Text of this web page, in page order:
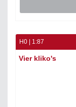
H0 | 1:87
Vier kliko's